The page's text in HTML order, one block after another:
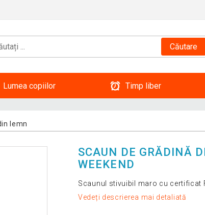
Căutare
Lumea copiilor Timp liber
lemn
SCAUN DE GRĂDINĂ
WEEKEND
Scaunul stivuibil maro cu certificat
Vedeți descrierea mai detaliată